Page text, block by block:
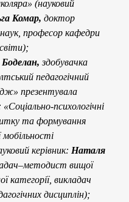
(науковий
Комар, доктор
наук, професор кафедри
Боделан, здобувачка
педагогічний
презентувала
психологічні
та формування
мобільності
керівник: Наталя
вищої
категорії, викладач
дисциплін);